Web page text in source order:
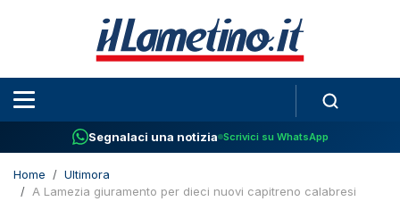
Segnalaci una notizia Scrivici su WhatsApp
Home
Ultimora
A Lamezia giuramento per dieci nuovi capitreno calabresi